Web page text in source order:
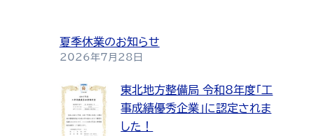
夏季休業のお知らせ
2026年7月28日
東北地方整備局 令和8年度「工
事成績優秀企業」に認定されま
した！